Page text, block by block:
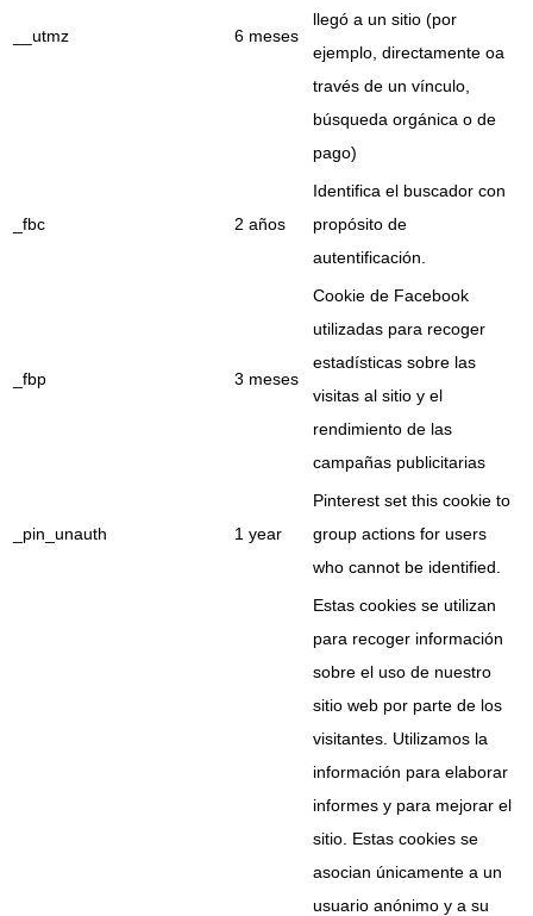
__utmz 6 meses
llegó a un sitio (por
ejemplo, directamente oa
través de un vínculo,
búsqueda orgánica o de
pago)
_fbc 2 años
Identifica el buscador con
propósito de
autentificación.
_fbp 3 meses
Cookie de Facebook
utilizadas para recoger
estadísticas sobre las
visitas al sitio y el
rendimiento de las
campañas publicitarias
_pin_unauth 1 year
Pinterest set this cookie to
group actions for users
who cannot be identified.
Estas cookies se utilizan
para recoger información
sobre el uso de nuestro
sitio web por parte de los
visitantes. Utilizamos la
información para elaborar
informes y para mejorar el
sitio. Estas cookies se
asocian únicamente a un
usuario anónimo y a su